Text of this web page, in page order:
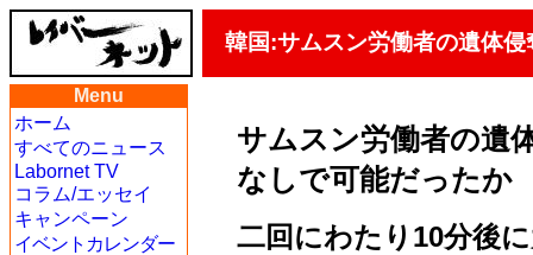
韓国:サムスン労働者の遺体
Menu
ホーム
すべてのニュース
Labornet TV
コラム/エッセイ
キャンペーン
イベントカレンダー
サムスン労働者の遺
なしで可能だったか
二回にわたり10分後